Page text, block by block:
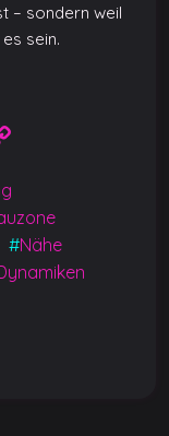
– sondern weil
sein.
p
y
Li
#Nähe